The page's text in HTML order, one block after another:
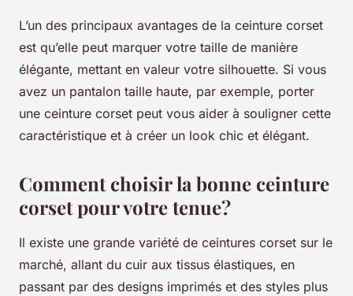
L’un des principaux avantages de la ceinture corset
est qu’elle peut marquer votre taille de manière
élégante, mettant en valeur votre silhouette. Si vous
avez un pantalon taille haute, par exemple, porter
une ceinture corset peut vous aider à souligner cette
caractéristique et à créer un look chic et élégant.
Comment choisir la bonne ceinture
corset pour votre tenue?
Il existe une grande variété de ceintures corset sur le
marché, allant du cuir aux tissus élastiques, en
passant par des designs imprimés et des styles plus